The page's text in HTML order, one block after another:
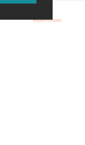
Bejelentkezés